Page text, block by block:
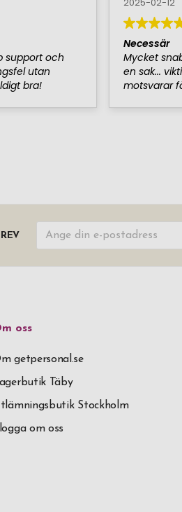
oss
getpersonal.se
Täby
Stockholm
om oss